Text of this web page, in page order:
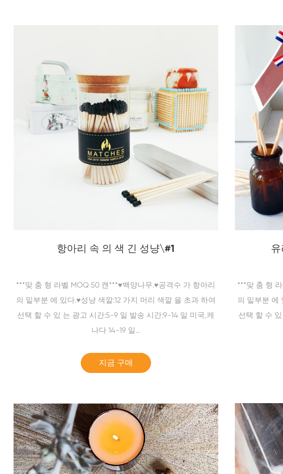
항아리 속 의 색 긴 성냥\#1
***맞 춤 형 라벨 MOQ 50 캔***♥백양나무.♥공격수 가 항아리
의 밑부분 에 있다.♥성냥 색깔:12 가지 머리 색깔 을 초과 하여
선택 할 수 있 는 광고 시간:5-9 일 발송 시간:9-14 일 미국,캐
나다 14-19 일...
지금 구매
***맞 춤 형
의 밑부분 에
선택 할 수